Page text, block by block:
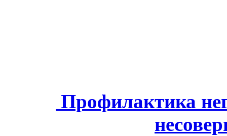
Профилактика